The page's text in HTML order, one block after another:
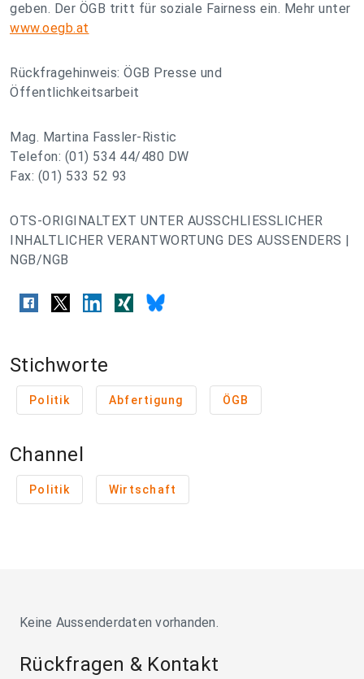
geben. Der ÖGB tritt für soziale Fairness ein. Mehr unter
www.oegb.at
Rückfragehinweis: ÖGB Presse und
Öffentlichkeitsarbeit
Mag. Martina Fassler-Ristic
Telefon: (01) 534 44/480 DW
Fax: (01) 533 52 93
OTS-ORIGINALTEXT UNTER AUSSCHLIESSLICHER
INHALTLICHER VERANTWORTUNG DES AUSSENDERS |
NGB/NGB
Stichworte
Politik Abfertigung ÖGB
Channel
Politik Wirtschaft
Keine Aussenderdaten vorhanden.
Rückfragen & Kontakt